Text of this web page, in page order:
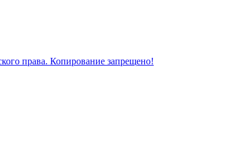
права. Копирование запрещено!